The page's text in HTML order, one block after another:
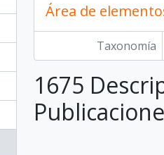
Área de
Taxonomía
1675